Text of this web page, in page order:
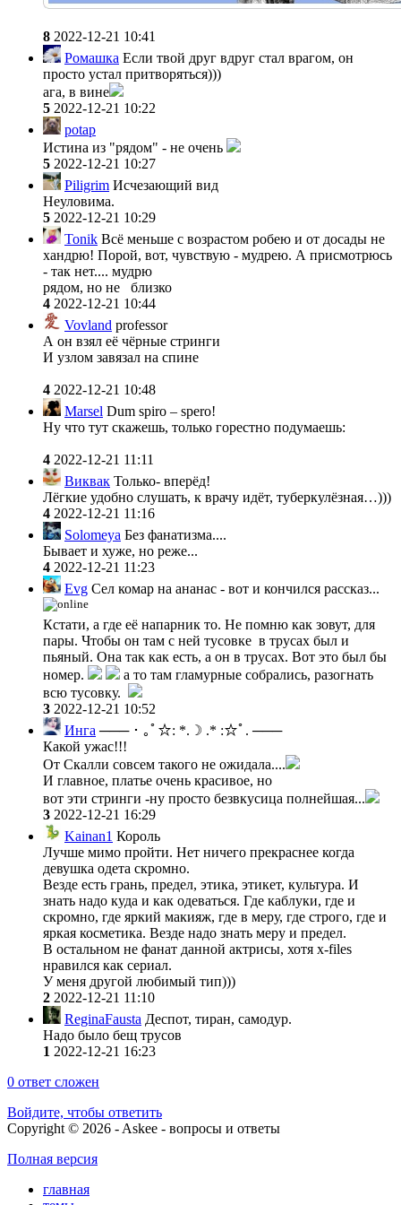
8 2022-12-21 10:41
Ромашка Если твой друг вдруг стал врагом, он
просто устал притворяться)))
ага, в вине
5 2022-12-21 10:22
potap
Истина из "рядом" - не очень
5 2022-12-21 10:27
Piligrim Исчезающий вид
Неуловима.
5 2022-12-21 10:29
Tonik Всё меньше с возрастом робею и от досады не
хандрю! Порой, вот, чувствую - мудрею. А присмотрюсь
- так нет.... мудрю
рядом, но не близко
4 2022-12-21 10:44
Vovland professor
А он взял её чёрные стринги
И узлом завязал на спине
4 2022-12-21 10:48
Marsel Dum spiro – spero!
Ну что тут скажешь, только горестно подумаешь:
4 2022-12-21 11:11
Виквак Только- вперёд!
Лёгкие удобно слушать, к врачу идёт, туберкулёзная…)))
4 2022-12-21 11:16
Solomeya Без фанатизма....
Бывает и хуже, но реже...
4 2022-12-21 11:23
Evg Сел комар на ананас - вот и кончился рассказ...
Кстати, а где её напарник то. Не помню как зовут, для
пары. Чтобы он там с ней тусовке в трусах был и
пьяный. Она так как есть, а он в трусах. Вот это был бы
номер.
а то там гламурные собрались, разогнать
всю тусовку.
3 2022-12-21 10:52
Инга ─── ･ ｡ﾟ☆: *.☽ .* :☆ﾟ. ───
Какой ужас!!!
От Скалли совсем такого не ожидала....
И главное, платье очень красивое, но
вот эти стринги -ну просто безвкусица полнейшая...
3 2022-12-21 16:29
Kainan1 Король
Лучше мимо пройти. Нет ничего прекраснее когда
девушка одета скромно.
Везде есть грань, предел, этика, этикет, культура. И
знать надо куда и как одеваться. Где каблуки, где и
скромно, где яркий макияж, где в меру, где строго, где и
яркая косметика. Везде надо знать меру и предел.
В остальном не фанат данной актрисы, хотя x-files
нравился как сериал.
У меня другой любимый тип)))
2 2022-12-21 11:10
ReginaFausta Деспот, тиран, самодур.
Надо было бещ трусов
1 2022-12-21 16:23
0 ответ сложен
Войдите, чтобы ответить
Copyright © 2026 - Askee - вопросы и ответы
Полная версия
главная